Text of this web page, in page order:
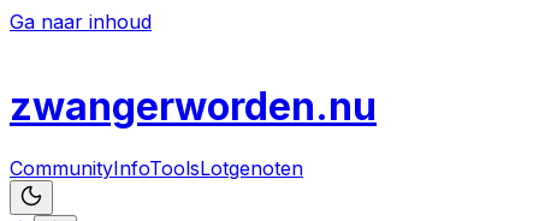
Ga naar inhoud
zwangerworden.nu
CommunityInfoToolsLotgenoten